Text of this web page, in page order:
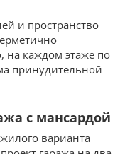
и пространство
на каждом этаже по
принудительной
с мансардой
варианта